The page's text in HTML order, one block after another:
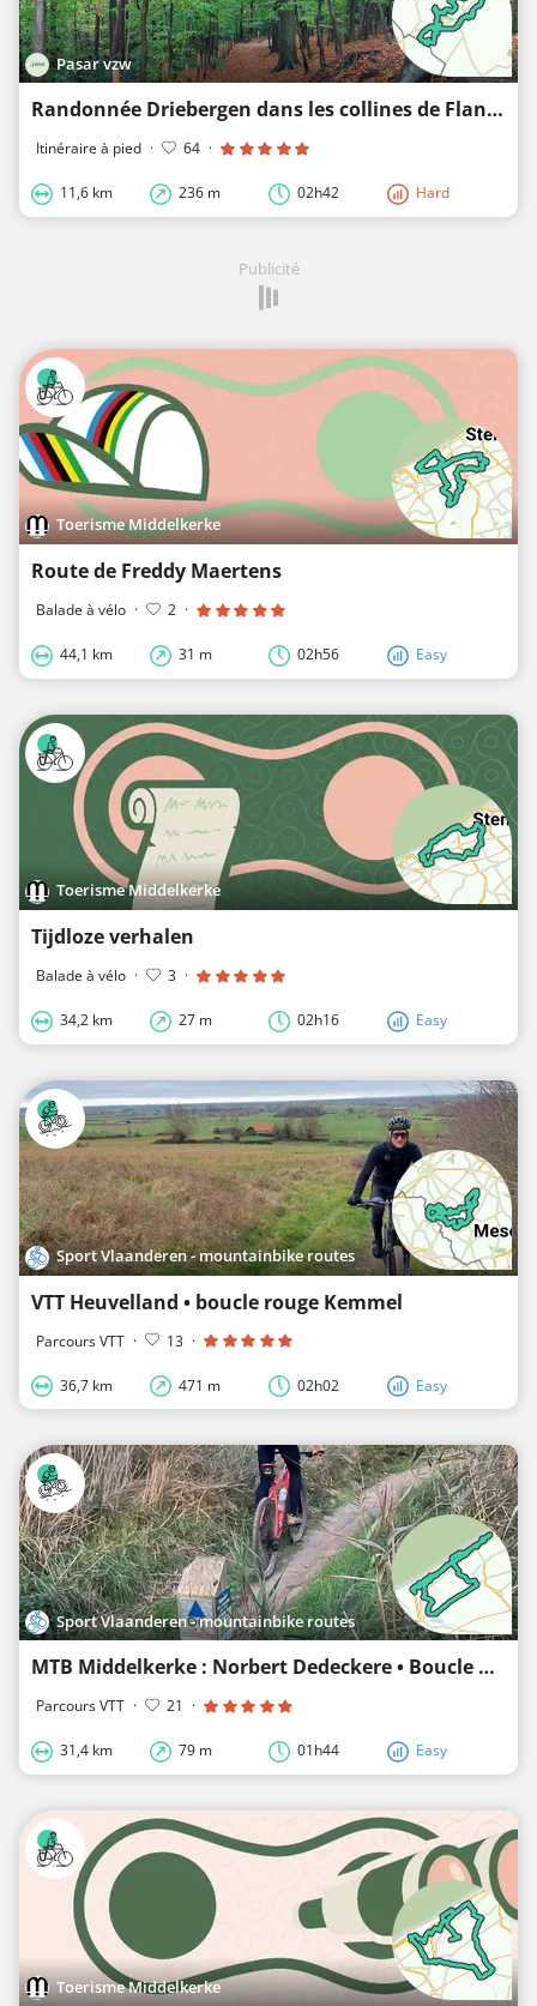
Pasar vzw
Randonnée Driebergen dans les collines de Flandre occidentale
Itinéraire à pied · 64 ·
11,6 km 236 m 02h42 Hard
Publicité
Toerisme Middelkerke
Route de Freddy Maertens
Balade à vélo · 2 ·
44,1 km 31 m 02h56 Easy
Toerisme Middelkerke
Tijdloze verhalen
Balade à vélo · 3 ·
34,2 km 27 m 02h16 Easy
Sport Vlaanderen - mountainbike routes
VTT Heuvelland • boucle rouge Kemmel
Parcours VTT · 13 ·
36,7 km 471 m 02h02 Easy
Sport Vlaanderen - mountainbike routes
MTB Middelkerke : Norbert Dedeckere • Boucle bleue
Parcours VTT · 21 ·
31,4 km 79 m 01h44 Easy
Toerisme Middelkerke